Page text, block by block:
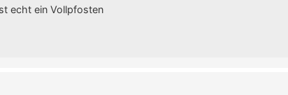
echt ein Vollpfosten